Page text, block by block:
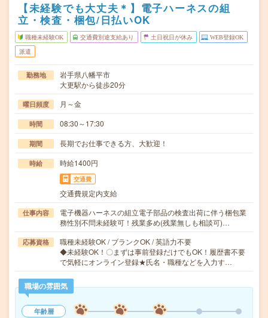
【未経験でも大丈夫＊】電子ハーネスの組
立・検査・梱包/日払いOK
職種未経験OK 交通費別途支給あり 土日祝日が休み WEB登録OK
派遣
勤務地
岩手県八幡平市
大更駅から徒歩20分
曜日頻度 月～金
時間 08:30～17:30
期間 長期でお仕事できる方、大歓迎！
時給 時給1400円
交通費
交通費規定内支給
仕事内容
電子機器ハーネスの組立電子部品の検査出荷に伴う梱包業
務性別不問未経験可！残業多め(残業無しも相談可)…
応募資格
職種未経験OK / ブランクOK / 英語力不要
◆未経験OK！〇まずは事前登録だけでもOK！履歴書不要
で気軽にオンライン登録★氏名・職種などを入力す…
職場の雰囲気
年齢層